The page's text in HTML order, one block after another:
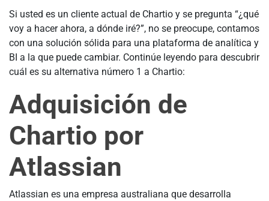
Si usted es un cliente actual de Chartio y se pregunta “¿qué
voy a hacer ahora, a dónde iré?”, no se preocupe, contamos
con una solución sólida para una plataforma de analítica y
BI a la que puede cambiar. Continúe leyendo para descubrir
cuál es su alternativa número 1 a Chartio:
Adquisición de
Chartio por
Atlassian
Atlassian es una empresa australiana que desarrolla